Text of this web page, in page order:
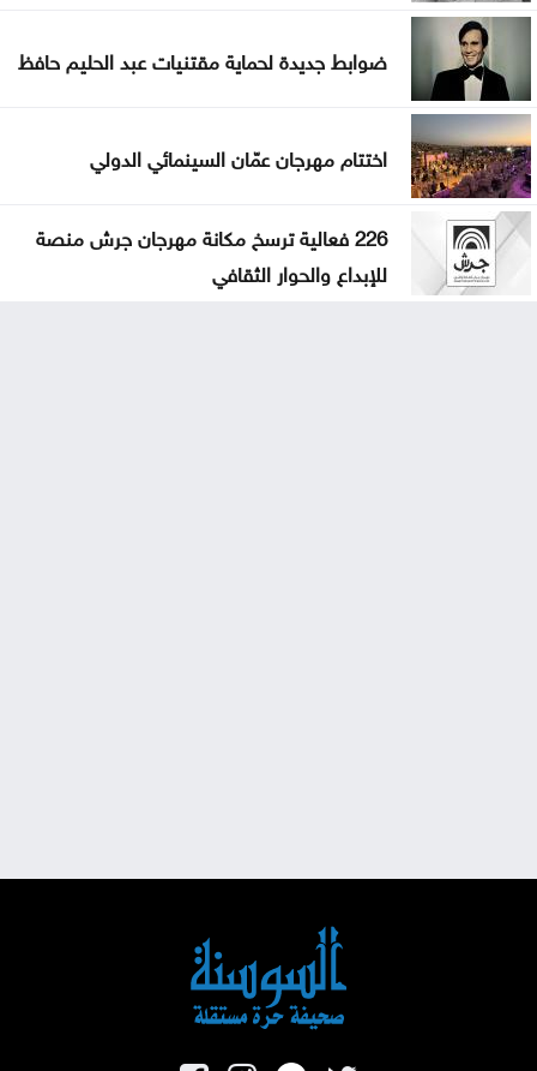
ضوابط جديدة لحماية مقتنيات عبد الحليم حافظ
اختتام مهرجان عمّان السينمائي الدولي
226 فعالية ترسخ مكانة مهرجان جرش منصة
للإبداع والحوار الثقافي